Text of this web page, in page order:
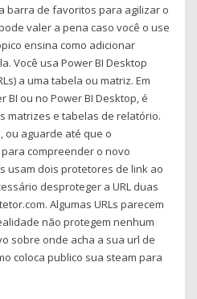
barra de favoritos para agilizar o
valer a pena caso você o use
ensina como adicionar
Você usa Power BI Desktop
a uma tabela ou matriz. Em
BI ou no Power BI Desktop, é
matrizes e tabelas de relatório.
ou aguarde até que o
compreender o novo
usam dois protetores de link ao
desproteger a URL duas
Algumas URLs parecem
não protegem nenhum
sobre onde acha a sua url de
coloca publico sua steam para